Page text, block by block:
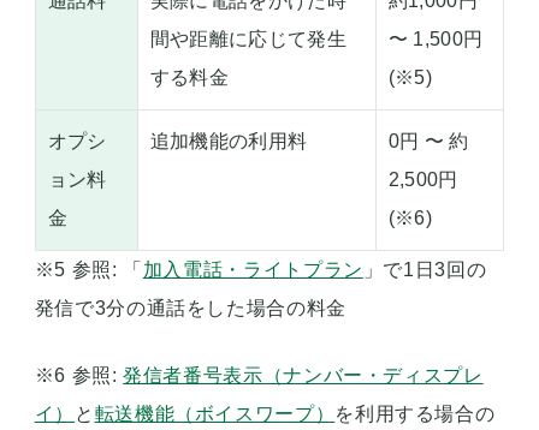
間や距離に応じて発生
する料金
〜 1,500円
(※5)
オプシ
ョン料
金
追加機能の利用料
0円 〜 約
2,500円
(※6)
※5 参照: 「 加入電話・ライトプラン 」で1日3回の
発信で3分の通話をした場合の料金
※6 参照:発信者番号表示（ナンバー・ディスプレ
イ）
と 転送機能（ボイスワープ） を利用する場合の